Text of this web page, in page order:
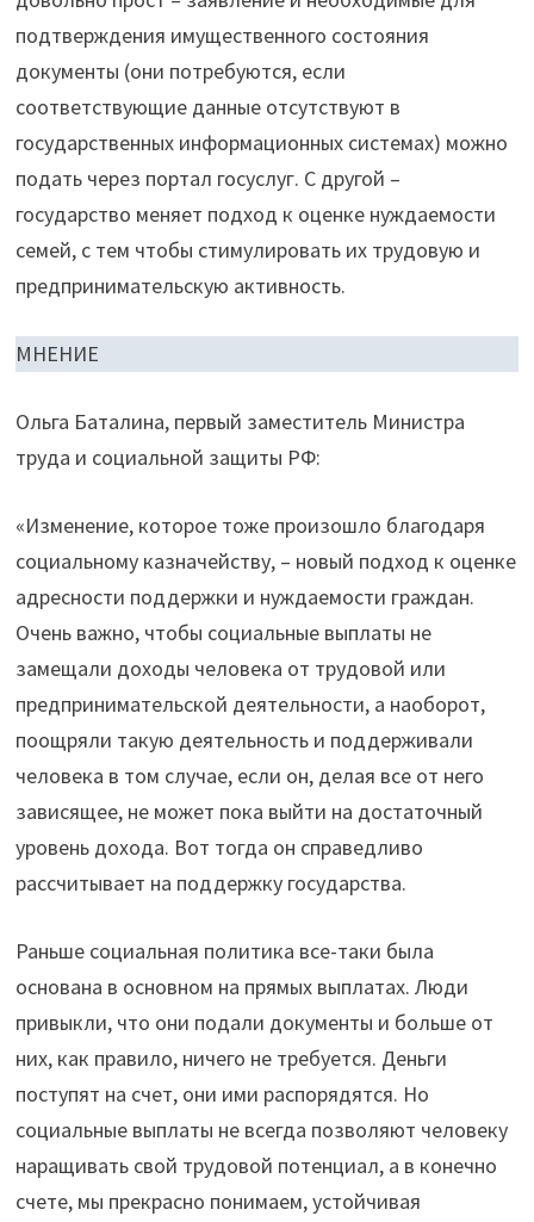
подтверждения имущественного состояния
документы (они потребуются, если
соответствующие данные отсутствуют в
государственных информационных системах) можно
подать через портал госуслуг. С другой –
государство меняет подход к оценке нуждаемости
семей, с тем чтобы стимулировать их трудовую и
предпринимательскую активность.
МНЕНИЕ
Ольга Баталина, первый заместитель Министра
труда и социальной защиты РФ:
«Изменение, которое тоже произошло благодаря
социальному казначейству, – новый подход к оценке
адресности поддержки и нуждаемости граждан.
Очень важно, чтобы социальные выплаты не
замещали доходы человека от трудовой или
предпринимательской деятельности, а наоборот,
поощряли такую деятельность и поддерживали
человека в том случае, если он, делая все от него
зависящее, не может пока выйти на достаточный
уровень дохода. Вот тогда он справедливо
рассчитывает на поддержку государства.
Раньше социальная политика все-таки была
основана в основном на прямых выплатах. Люди
привыкли, что они подали документы и больше от
них, как правило, ничего не требуется. Деньги
поступят на счет, они ими распорядятся. Но
социальные выплаты не всегда позволяют человеку
наращивать свой трудовой потенциал, а в конечно
счете, мы прекрасно понимаем, устойчивая